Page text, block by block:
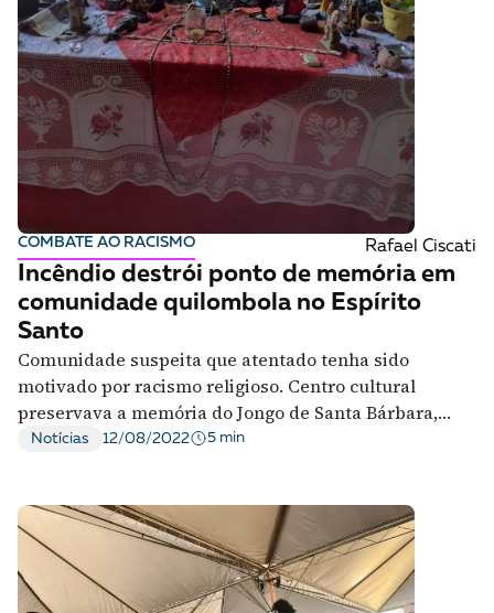
COMBATE AO RACISMO Rafael Ciscati
Incêndio destrói ponto de memória em
comunidade quilombola no Espírito
Santo
Comunidade suspeita que atentado tenha sido
motivado por racismo religioso. Centro cultural
preservava a memória do Jongo de Santa Bárbara,
uma dança tradicional
Notícias 12/08/2022 5 min